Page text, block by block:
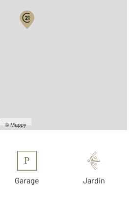
©Mappy
P
Garage Jardin